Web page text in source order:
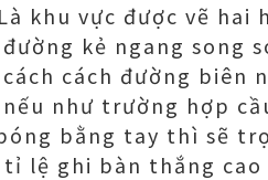
khu vực được vẽ
kẻ ngang song
cách đường biên
như trường hợp
bằng tay thì sẽ
lệ ghi bàn thắng